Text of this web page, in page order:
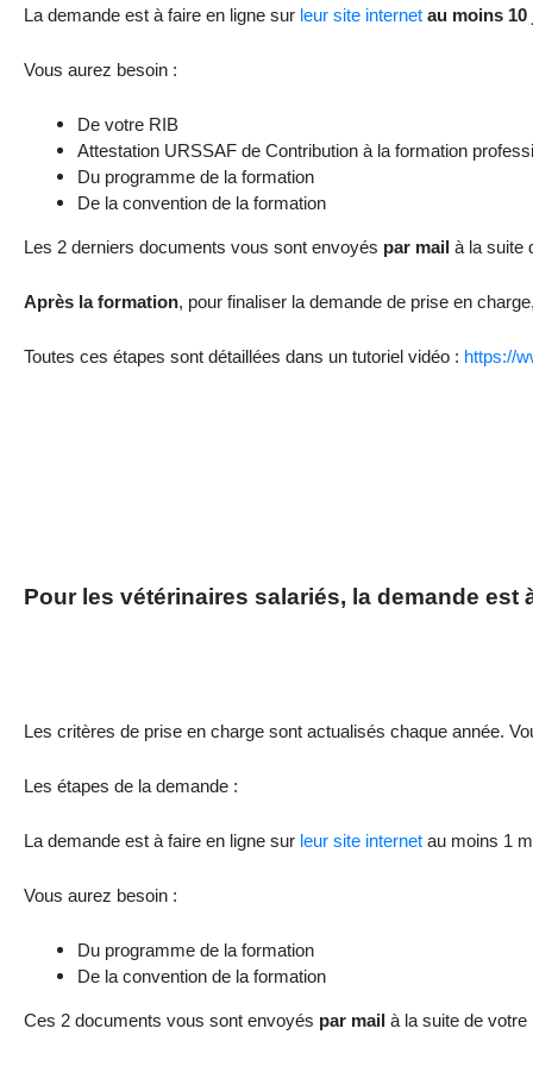
La demande est à faire en ligne sur leur site internet au moins
Vous aurez besoin :
De votre RIB
Attestation URSSAF de Contribution à la formation
Du programme de la formation
De la convention de la formation
Les 2 derniers documents vous sont envoyés par mail à la suite
Après la formation, pour finaliser la demande de prise en
Toutes ces étapes sont détaillées dans un tutoriel vidéo : https://
Pour les vétérinaires salariés, la demande est
Les critères de prise en charge sont actualisés chaque année.
Les étapes de la demande :
La demande est à faire en ligne sur leur site internet au moins 1
Vous aurez besoin :
Du programme de la formation
De la convention de la formation
Ces 2 documents vous sont envoyés par mail à la suite de